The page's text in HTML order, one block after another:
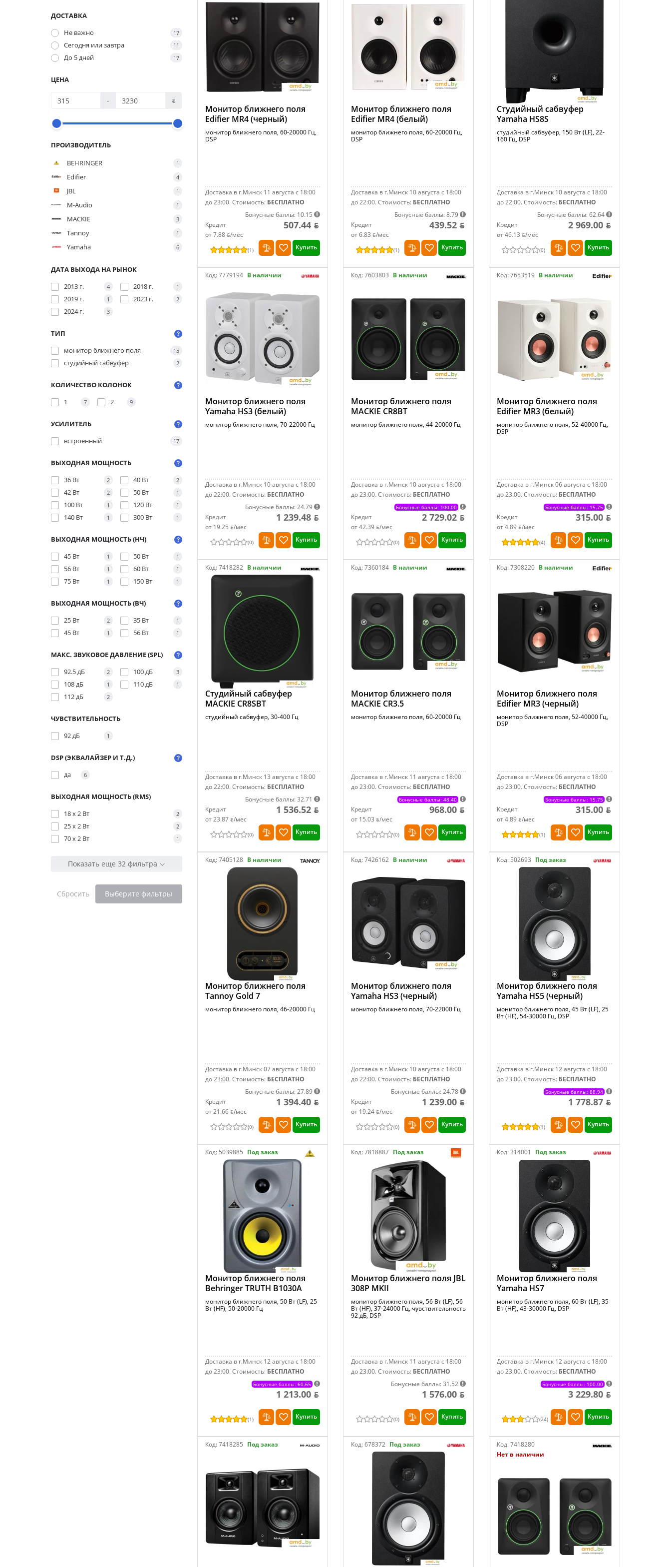
ДОСТАВКА
Не важно
17
Сегодня или завтра 11
До 5 дней 17
ЦЕНА
- ƃ
ПРОИЗВОДИТЕЛЬ
BEHRINGER
1
Edifier 4
JBL 1
M-Audio 1
MACKIE 3
Tannoy 1
Yamaha 6
ДАТА ВЫХОДА НА РЫНОК
2013 г.
4 2018 г. 1
2019 г. 1 2023 г. 2
2024 г. 3
ТИП
монитор ближнего поля
15
студийный сабвуфер 2
КОЛИЧЕСТВО КОЛОНОК
1
7 2 9
УСИЛИТЕЛЬ
встроенный
17
ВЫХОДНАЯ МОЩНОСТЬ
36 Вт
2 40 Вт 2
42 Вт 2 50 Вт 1
100 Вт 1 120 Вт 1
140 Вт 1 300 Вт 1
ВЫХОДНАЯ МОЩНОСТЬ (НЧ)
45 Вт
1 50 Вт 1
56 Вт 1 60 Вт 1
75 Вт 1 150 Вт 1
ВЫХОДНАЯ МОЩНОСТЬ (ВЧ)
25 Вт
2 35 Вт 1
45 Вт 1 56 Вт 1
МАКС. ЗВУКОВОЕ ДАВЛЕНИЕ (SPL)
92.5 дБ
2 100 дБ 3
108 дБ 1 110 дБ 1
112 дБ 2
ЧУВСТВИТЕЛЬНОСТЬ
92 дБ
1
DSP (ЭКВАЛАЙЗЕР И Т.Д.)
да
6
ВЫХОДНАЯ МОЩНОСТЬ (RMS)
18 x 2 Вт
2
25 x 2 Вт 2
70 x 2 Вт 1
Показать еще 32 фильтра
Сбросить Выберите фильтры
Монитор ближнего поля
Edifier MR4 (черный)
монитор ближнего поля, 60-20000 Гц,
DSP
Доставка в г.Минск 11 августа с 18:00
до 23:00.Стоимость: БЕСПЛАТНО
Бонусные баллы: 10.15
Кредит
от 7.88 ƃ/мec
507.44 ƃ
(1) Купить
Монитор ближнего поля
Edifier MR4 (белый)
монитор ближнего поля, 60-20000 Гц,
DSP
Доставка в г.Минск 10 августа с 18:00
до 22:00.Стоимость: БЕСПЛАТНО
Бонусные баллы: 8.79
Кредит
от 6.83 ƃ/мec
439.52 ƃ
(1) Купить
Студийный сабвуфер
Yamaha HS8S
студийный сабвуфер, 150 Вт (LF), 22-
160 Гц, DSP
Доставка в г.Минск 10 августа с 18:00
до 22:00.Стоимость: БЕСПЛАТНО
Бонусные баллы: 62.64
Кредит
от 46.13 ƃ/мec
2 969.00 ƃ
(0) Купить
Код:7779194 В наличии
Монитор ближнего поля
Yamaha HS3 (белый)
монитор ближнего поля, 70-22000 Гц
Доставка в г.Минск 10 августа с 18:00
до 22:00.Стоимость: БЕСПЛАТНО
Бонусные баллы: 24.79
Кредит
от 19.25 ƃ/мec
1 239.48 ƃ
(0) Купить
Код:7603803 В наличии
Монитор ближнего поля
MACKIE CR8BT
монитор ближнего поля, 44-20000 Гц
Доставка в г.Минск 10 августа с 18:00
до 23:00.Стоимость: БЕСПЛАТНО
Бонусные баллы: 100.00
Кредит
от 42.39 ƃ/мec
2 729.02 ƃ
(0) Купить
Код:7653519 В наличии
Монитор ближнего поля
Edifier MR3 (белый)
монитор ближнего поля, 52-40000 Гц,
DSP
Доставка в г.Минск 06 августа с 18:00
до 23:00.Стоимость: БЕСПЛАТНО
Бонусные баллы: 15.75
Кредит
от 4.89 ƃ/мec
315.00 ƃ
(4) Купить
Код:7418282 В наличии
Студийный сабвуфер
MACKIE CR8SBT
студийный сабвуфер, 30-400 Гц
Доставка в г.Минск 13 августа с 18:00
до 22:00.Стоимость: БЕСПЛАТНО
Бонусные баллы: 32.71
Кредит
от 23.87 ƃ/мec
1 536.52 ƃ
(0) Купить
Код:7360184 В наличии
Монитор ближнего поля
MACKIE CR3.5
монитор ближнего поля, 60-20000 Гц
Доставка в г.Минск 11 августа с 18:00
до 23:00.Стоимость: БЕСПЛАТНО
Бонусные баллы: 48.40
Кредит
от 15.03 ƃ/мec
968.00 ƃ
(0) Купить
Код:7308220 В наличии
Монитор ближнего поля
Edifier MR3 (черный)
монитор ближнего поля, 52-40000 Гц,
DSP
Доставка в г.Минск 06 августа с 18:00
до 23:00.Стоимость: БЕСПЛАТНО
Бонусные баллы: 15.75
Кредит
от 4.89 ƃ/мec
315.00 ƃ
(1) Купить
Код:7405128 В наличии
Монитор ближнего поля
Tannoy Gold 7
монитор ближнего поля, 46-20000 Гц
Доставка в г.Минск 07 августа с 18:00
до 23:00.Стоимость: БЕСПЛАТНО
Бонусные баллы: 27.89
Кредит
от 21.66 ƃ/мec
1 394.40 ƃ
(0) Купить
Код:7426162 В наличии
Монитор ближнего поля
Yamaha HS3 (черный)
монитор ближнего поля, 70-22000 Гц
Доставка в г.Минск 10 августа с 18:00
до 22:00.Стоимость: БЕСПЛАТНО
Бонусные баллы: 24.78
Кредит
от 19.24 ƃ/мec
1 239.00 ƃ
(0) Купить
Код: 502693 Под заказ
Монитор ближнего поля
Yamaha HS5 (черный)
монитор ближнего поля, 45 Вт (LF), 25
Вт (HF), 54-30000 Гц, DSP
Доставка в г.Минск 12 августа с 18:00
до 23:00.Стоимость: БЕСПЛАТНО
Бонусные баллы: 88.94
1 778.87 ƃ
(1) Купить
Код: 5039885 Под заказ
Монитор ближнего поля
Behringer TRUTH B1030A
монитор ближнего поля, 50 Вт (LF), 25
Вт (HF), 50-20000 Гц
Доставка в г.Минск 12 августа с 18:00
до 23:00.Стоимость: БЕСПЛАТНО
Бонусные баллы: 60.65
1 213.00 ƃ
(1) Купить
Код:7818887 Под заказ
Монитор ближнего поля JBL
308P MKII
монитор ближнего поля, 56 Вт (LF), 56
Вт (HF), 37-24000 Гц, чувствительность
92 дБ, DSP
Доставка в г.Минск 11 августа с 18:00
до 23:00.Стоимость: БЕСПЛАТНО
Бонусные баллы: 31.52
1 576.00 ƃ
(0) Купить
Код:314001 Под заказ
Монитор ближнего поля
Yamaha HS7
монитор ближнего поля, 60 Вт (LF), 35
Вт (HF), 43-30000 Гц, DSP
Доставка в г.Минск 12 августа с 18:00
до 23:00.Стоимость: БЕСПЛАТНО
Бонусные баллы: 100.00
3 229.80 ƃ
(24) Купить
Код:7418285 Под заказ Код:678372 Под заказ Код:7418280
Нет в наличии